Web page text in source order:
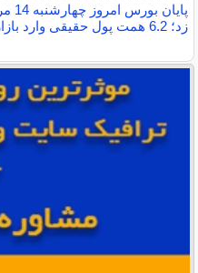
زد؛ 6.2 همت پول حقیقی وارد بازار سهام شد